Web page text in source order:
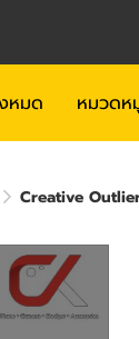
หมด หมวดห
Creative